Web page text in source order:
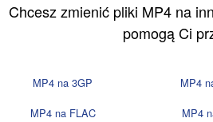
Chcesz zmienić pliki MP4 na
pomogą Ci
MP4 na 3GP MP4
MP4 na FLAC MP4